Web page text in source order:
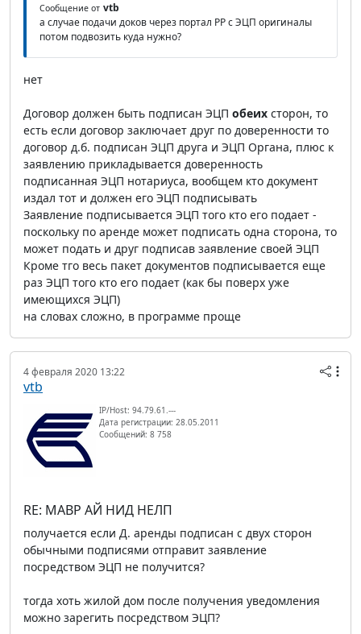
Сообщение от vtb
а случае подачи доков через портал РР с ЭЦП оригиналы
потом подвозить куда нужно?
нет
Договор должен быть подписан ЭЦП обеих сторон, то
есть если договор заключает друг по доверенности то
договор д.б. подписан ЭЦП друга и ЭЦП Органа, плюс к
заявлению прикладывается доверенность
подписанная ЭЦП нотариуса, вообщем кто документ
издал тот и должен его ЭЦП подписывать
Заявление подписывается ЭЦП того кто его подает -
поскольку по аренде может подписать одна сторона, то
может подать и друг подписав заявление своей ЭЦП
Кроме тго весь пакет документов подписывается еще
раз ЭЦП того кто его подает (как бы поверх уже
имеющихся ЭЦП)
на словах сложно, в программе проще
4 февраля 2020 13:22
vtb
IP/Host: 94.79.61.---
Дата регистрации: 28.05.2011
Сообщений: 8 758
RE: МАВР АЙ НИД НЕЛП
получается если Д. аренды подписан с двух сторон
обычными подписями отправит заявление
посредством ЭЦП не получится?
тогда хоть жилой дом после получения уведомления
можно зарегить посредством ЭЦП?